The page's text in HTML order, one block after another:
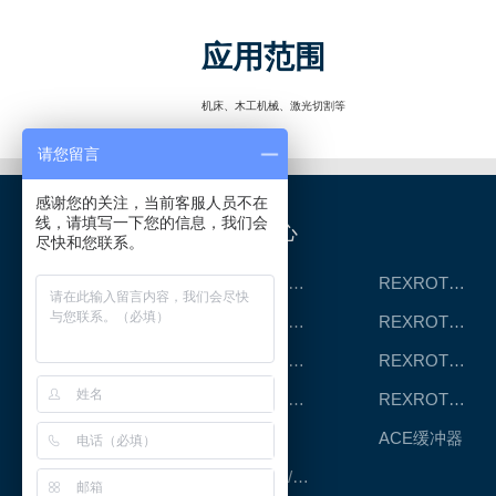
应用范围
机床、木工机械、激光切割等
产品中心
REXROTH工厂解决方案 REXROTH/力士乐线性产品
REXROTH丝杠螺母 REXROTH直线模组
REXROTH测量系统IMS REXROTH/力士乐电动缸
REXROTH/力士乐油压 REXROTH/力士乐伺服驱动
ACE缓冲器
RENOLD/雷诺德工业链条
请您留言
感谢您的关注，当前客服人员不在
线，请填写一下您的信息，我们会
尽快和您联系。